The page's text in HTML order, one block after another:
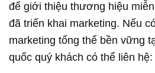
để giới thiệu thương hiệu
đã triển khai marketing. Nếu
marketing tổng thể bền vững
quốc quý khách có thể liên hệ: